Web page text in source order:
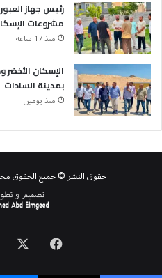
رئيس جهاز
مشروعات
منذ 17 ساعة
الإسكان الأخضر
بمدينة السادات
منذ يومين
حقوق النشر © جميع الحقوق
فيسبوك